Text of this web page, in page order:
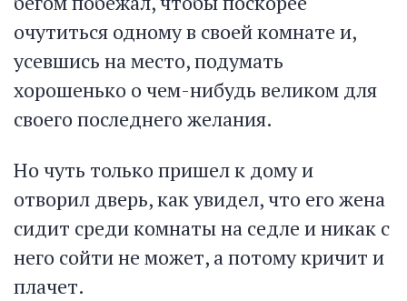
очутиться одному в своей комнате и,
усевшись на место, подумать
хорошенько о чем-нибудь великом для
своего последнего желания.
Но чуть только пришел к дому и
отворил дверь, как увидел, что его жена
сидит среди комнаты на седле и никак с
него сойти не может, а потому кричит и
плачет.